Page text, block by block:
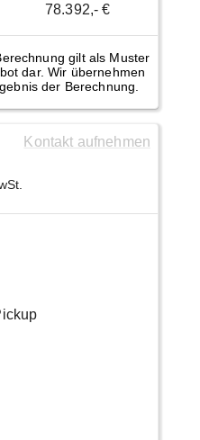
78.392,- €
gilt als Muster
dar. Wir übernehmen
der Berechnung.
Kontakt aufnehmen